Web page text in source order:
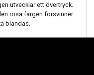
utvecklar ett övertryck.
rosa färgen försvinner
blandas.